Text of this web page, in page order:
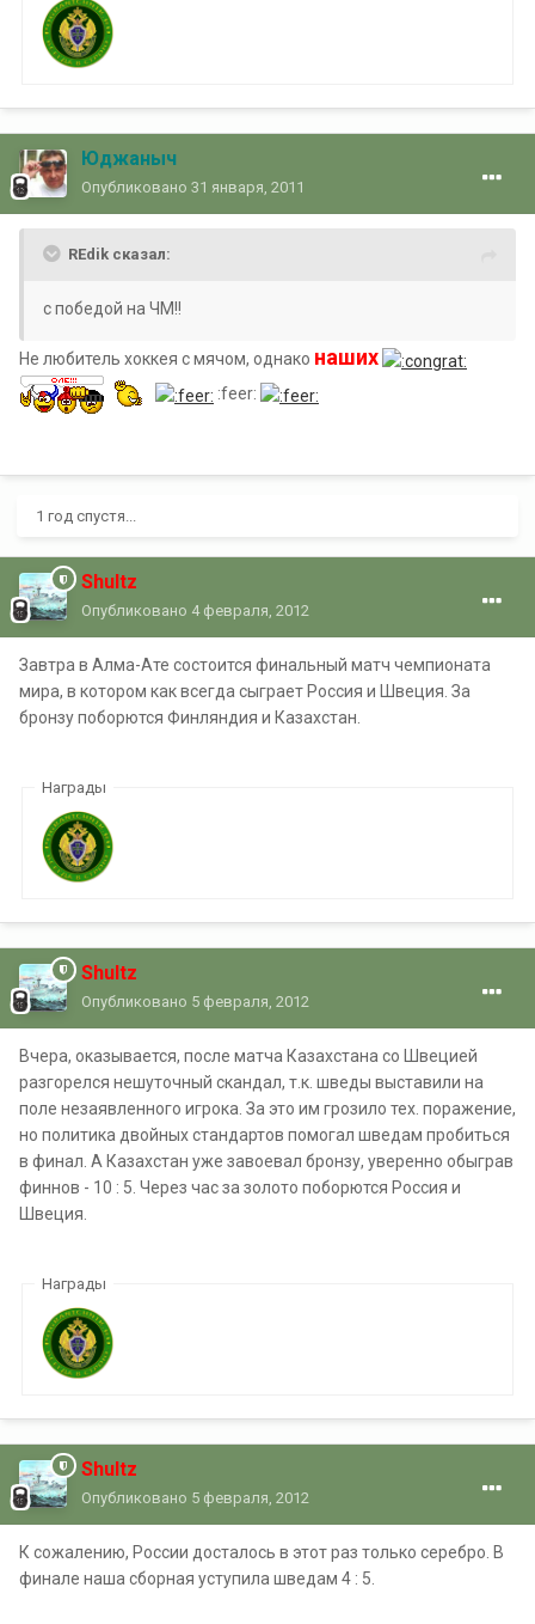
Юджаныч
Опубликовано 31 января, 2011
REdik сказал:
с победой на ЧМ!!
Не любитель хоккея с мячом, однако наших
:feer:
1 год спустя...
Shultz
Опубликовано 4 февраля, 2012
Завтра в Алма-Ате состоится финальный матч чемпионата
мира, в котором как всегда сыграет Россия и Швеция. За
бронзу поборются Финляндия и Казахстан.
Награды
Shultz
Опубликовано 5 февраля, 2012
Вчера, оказывается, после матча Казахстана со Швецией
разгорелся нешуточный скандал, т.к. шведы выставили на
поле незаявленного игрока. За это им грозило тех. поражение,
но политика двойных стандартов помогал шведам пробиться
в финал. А Казахстан уже завоевал бронзу, уверенно обыграв
финнов - 10 : 5. Через час за золото поборются Россия и
Швеция.
Награды
Shultz
Опубликовано 5 февраля, 2012
К сожалению, России досталось в этот раз только серебро. В
финале наша сборная уступила шведам 4 : 5.